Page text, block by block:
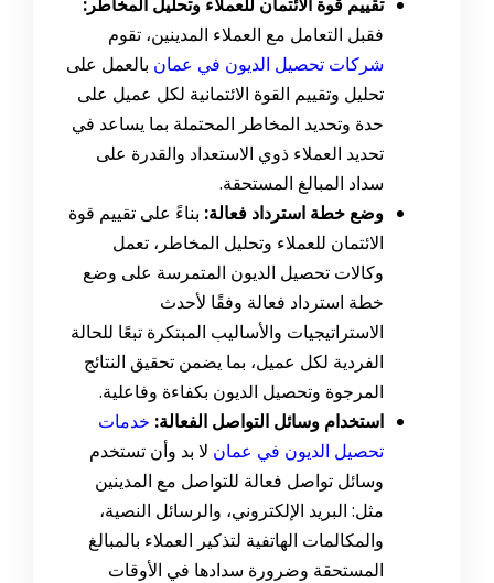
فقبل التعامل مع العملاء المدينين، تقوم
شركات تحصيل الديون في عمان بالعمل على
تحليل وتقييم القوة الائتمانية لكل عميل على
حدة وتحديد المخاطر المحتملة بما يساعد في
تحديد العملاء ذوي الاستعداد والقدرة على
سداد المبالغ المستحقة.
وضع خطة استرداد فعالة: بناءً على تقييم قوة
الائتمان للعملاء وتحليل المخاطر، تعمل
وكالات تحصيل الديون المتمرسة على وضع
خطة استرداد فعالة وفقًا لأحدث
الاستراتيجيات والأساليب المبتكرة تبعًا للحالة
الفردية لكل عميل، بما يضمن تحقيق النتائج
المرجوة وتحصيل الديون بكفاءة وفاعلية.
استخدام وسائل التواصل الفعالة: خدمات
تحصيل الديون في عمان لا بد وأن تستخدم
وسائل تواصل فعالة للتواصل مع المدينين
مثل: البريد الإلكتروني، والرسائل النصية،
والمكالمات الهاتفية لتذكير العملاء بالمبالغ
المستحقة وضرورة سدادها في الأوقات